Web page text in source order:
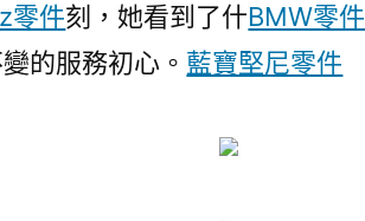
零件刻，她看到了什BMW零件
的服務初心。 藍寶堅尼零件